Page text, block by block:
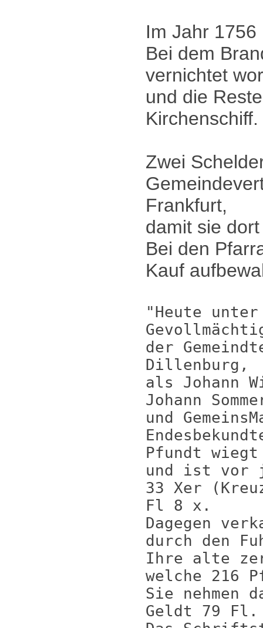
Im Jahr 1756
Bei dem
vernichtet
und die
Kirchenschiff.
Zwei
Frankfurt,
damit sie
Bei den
Kauf
"Heute unter
der
Dillenburg,
als Johann
Johann
und
Pfundt wiegt
und ist vor
33 Xer
Fl 8 x.
Dagegen
durch den
Ihre alte
welche 216
Sie nehmen
Geldt 79